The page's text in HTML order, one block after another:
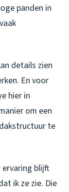
panden in
details zien
En voor
hier in
om een
te
ervaring blijft
ik ze zie. Die